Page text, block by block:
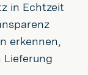
in Echtzeit
erkennen,
Lieferung